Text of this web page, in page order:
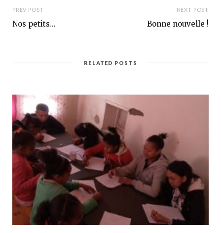
PREV POST
Nos petits…
NEXT POST
Bonne nouvelle !
RELATED POSTS